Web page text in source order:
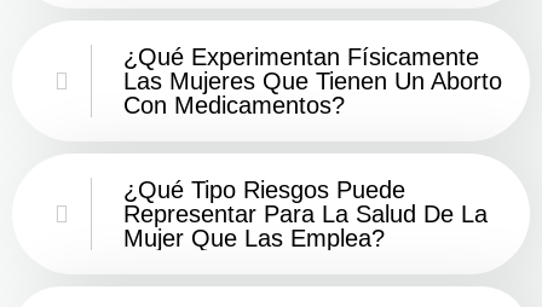
¿Qué Experimentan Físicamente
Las Mujeres Que Tienen Un Aborto
Con Medicamentos?
¿Qué Tipo Riesgos Puede
Representar Para La Salud De La
Mujer Que Las Emplea?